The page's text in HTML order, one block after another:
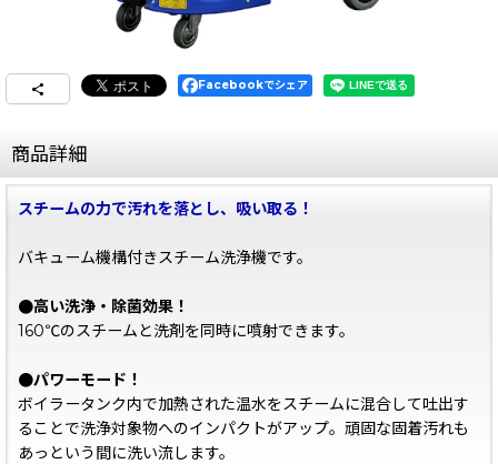
Facebookでシェア
商品詳細
スチームの力で汚れを落とし、吸い取る！
バキューム機構付きスチーム洗浄機です。
●高い洗浄・除菌効果！
160℃のスチームと洗剤を同時に噴射できます。
●パワーモード！
ボイラータンク内で加熱された温水をスチームに混合して吐出す
ることで洗浄対象物へのインパクトがアップ。頑固な固着汚れも
あっという間に洗い流します。